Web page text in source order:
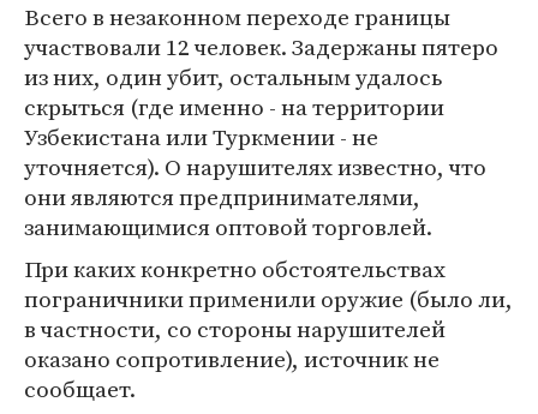
Всего в незаконном переходе границы
участвовали 12 человек. Задержаны пятеро
из них, один убит, остальным удалось
скрыться (где именно - на территории
Узбекистана или Туркмении - не
уточняется). О нарушителях известно, что
они являются предпринимателями,
занимающимися оптовой торговлей.
При каких конкретно обстоятельствах
пограничники применили оружие (было ли,
в частности, со стороны нарушителей
оказано сопротивление), источник не
сообщает.